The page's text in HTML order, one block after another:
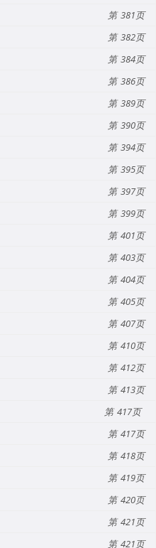
381
382
384
386
389
390
394
395
397
399
401
403
404
405
407
410
412
413
417
417
418
419
420
421
421